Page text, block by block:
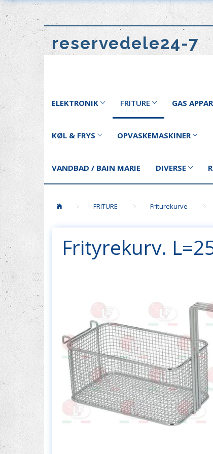
reservedele24-7
ELEKTRONIK FRITURE GAS
KØL & FRYS OPVASKEMASKINER
VANDBAD / BAIN MARIE DIVERSE
FRITURE Friturekurve
Frityrekurv.